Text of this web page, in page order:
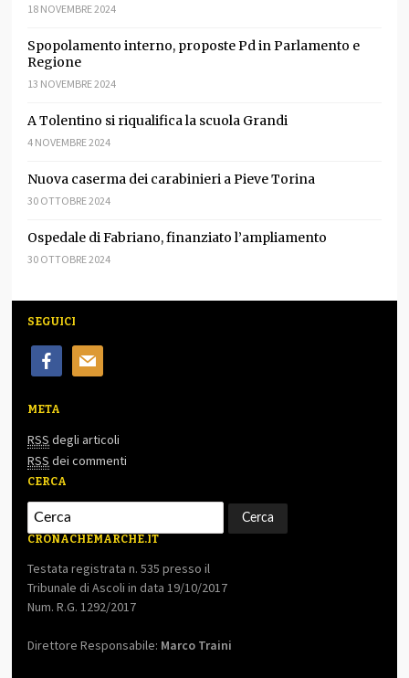
18 NOVEMBRE 2024
Spopolamento interno, proposte Pd in Parlamento e
Regione
13 NOVEMBRE 2024
A Tolentino si riqualifica la scuola Grandi
4 NOVEMBRE 2024
Nuova caserma dei carabinieri a Pieve Torina
30 OTTOBRE 2024
Ospedale di Fabriano, finanziato l’ampliamento
30 OTTOBRE 2024
SEGUICI
facebookmail
META
RSS degli articoli
RSS dei commenti
CERCA
CRONACHEMARCHE.IT
Testata registrata n. 535 presso il
Tribunale di Ascoli in data 19/10/2017
Num. R.G. 1292/2017
Direttore Responsabile: Marco Traini